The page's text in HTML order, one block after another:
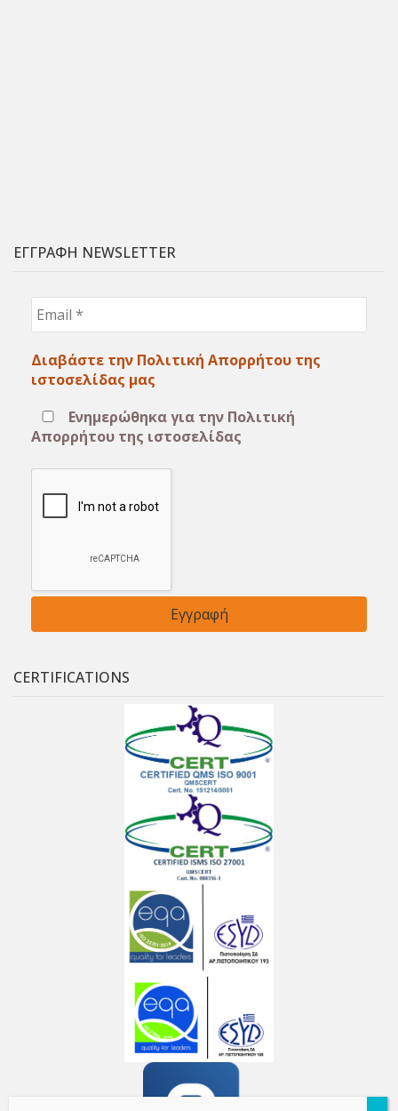
ΕΓΓΡΑΦΗ NEWSLETTER
Διαβάστε την Πολιτική Απορρήτου της
ιστοσελίδας μας
Ενημερώθηκα για την Πολιτική
Απορρήτου της ιστοσελίδας
CERTIFICATIONS